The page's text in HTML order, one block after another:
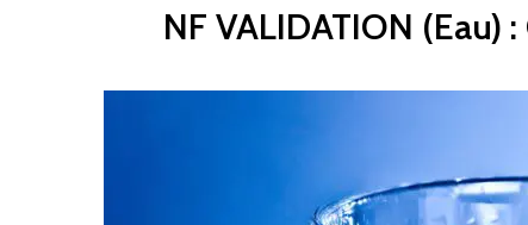
NF VALIDATION (Eau)